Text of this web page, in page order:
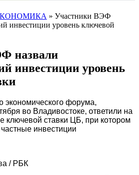
» Участники ВЭФ
инвестиции уровень ключевой
назвали
инвестиции уровень
экономического форума,
во Владивостоке, ответили на
ключевой ставки ЦБ, при котором
инвестиции
/ РБК